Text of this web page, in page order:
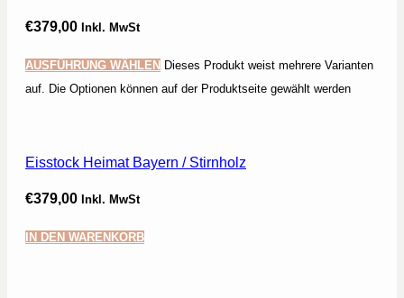
€379,00 Inkl. MwSt
AUSFÜHRUNG WÄHLEN Dieses Produkt weist mehrere Varianten
auf. Die Optionen können auf der Produktseite gewählt werden
Eisstock Heimat Bayern / Stirnholz
€379,00 Inkl. MwSt
IN DEN WARENKORB